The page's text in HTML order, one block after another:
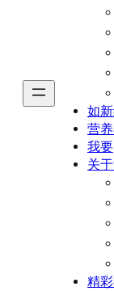
如
营
我要
关
精